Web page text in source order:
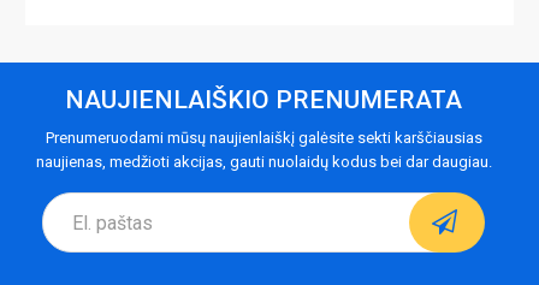
NAUJIENLAIŠKIO PRENUMERATA
Prenumeruodami mūsų naujienlaiškį galėsite sekti karščiausias
naujienas, medžioti akcijas, gauti nuolaidų kodus bei dar daugiau.